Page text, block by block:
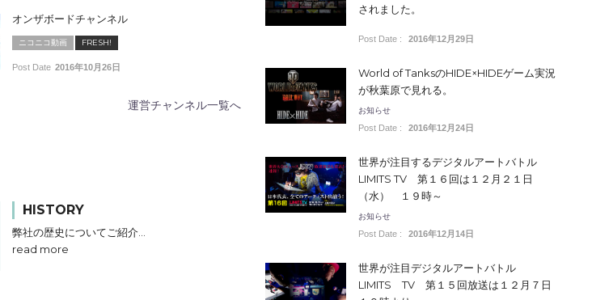
オンザボードチャンネル
ニコニコ動画 FRESH!
Post Date 2016年10月26日
運営チャンネル一覧へ
HISTORY
弊社の歴史についてご紹介…
read more
されました。
Post Date : 2016年12月29日
World of TanksのHIDE×HIDEゲーム実況
が秋葉原で見れる。
お知らせ
Post Date : 2016年12月24日
世界が注目するデジタルアートバトル
LIMITS TV 第１６回は１２月２１日
（水） １９時～
お知らせ
Post Date : 2016年12月14日
世界が注目デジタルアートバトル
LIMITS TV 第１５回放送は１２月７日